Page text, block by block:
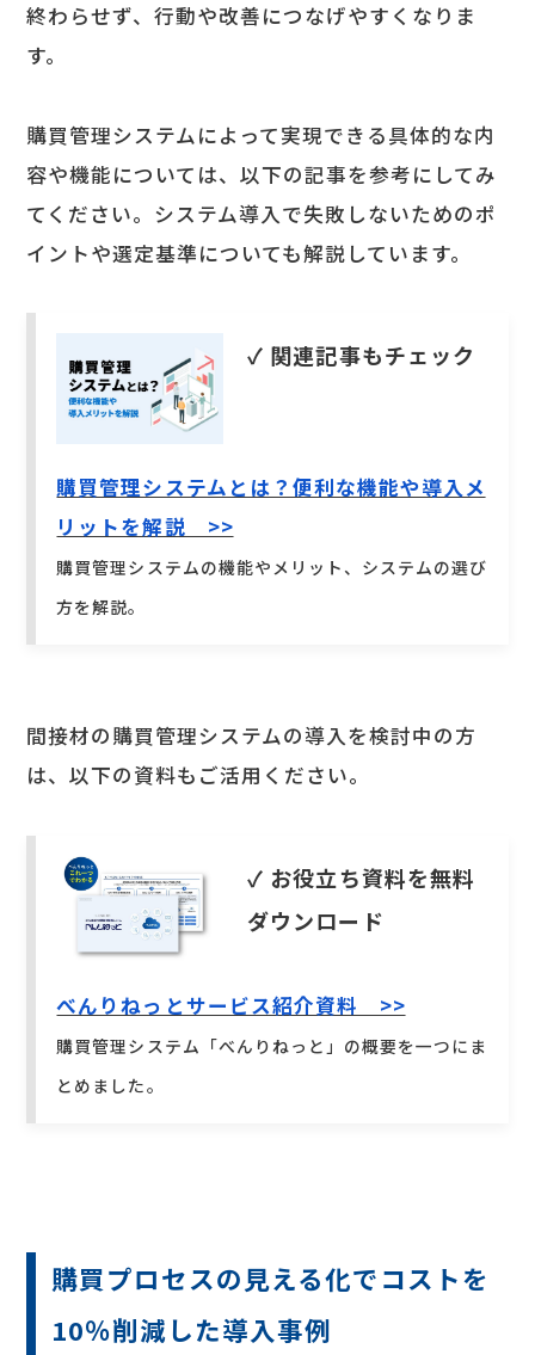
終わらせず、行動や改善につなげやすくなりま
す。
購買管理システムによって実現できる具体的な内
容や機能については、以下の記事を参考にしてみ
てください。システム導入で失敗しないためのポ
イントや選定基準についても解説しています。
✓ 関連記事もチェック
購買管理システムとは？便利な機能や導入メ
リットを解説 >>
購買管理システムの機能やメリット、システムの選び
方を解説。
間接材の購買管理システムの導入を検討中の方
は、以下の資料もご活用ください。
✓ お役立ち資料を無料
ダウンロード
べんりねっとサービス紹介資料 >>
購買管理システム「べんりねっと」の概要を一つにま
とめました。
購買プロセスの見える化でコストを
10％削減した導入事例